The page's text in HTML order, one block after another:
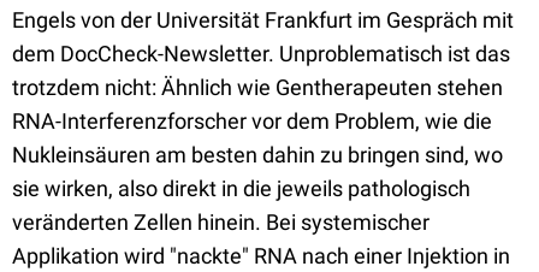
Engels von der Universität Frankfurt im Gespräch mit
dem DocCheck-Newsletter. Unproblematisch ist das
trotzdem nicht: Ähnlich wie Gentherapeuten stehen
RNA-Interferenzforscher vor dem Problem, wie die
Nukleinsäuren am besten dahin zu bringen sind, wo
sie wirken, also direkt in die jeweils pathologisch
veränderten Zellen hinein. Bei systemischer
Applikation wird "nackte" RNA nach einer Injektion in